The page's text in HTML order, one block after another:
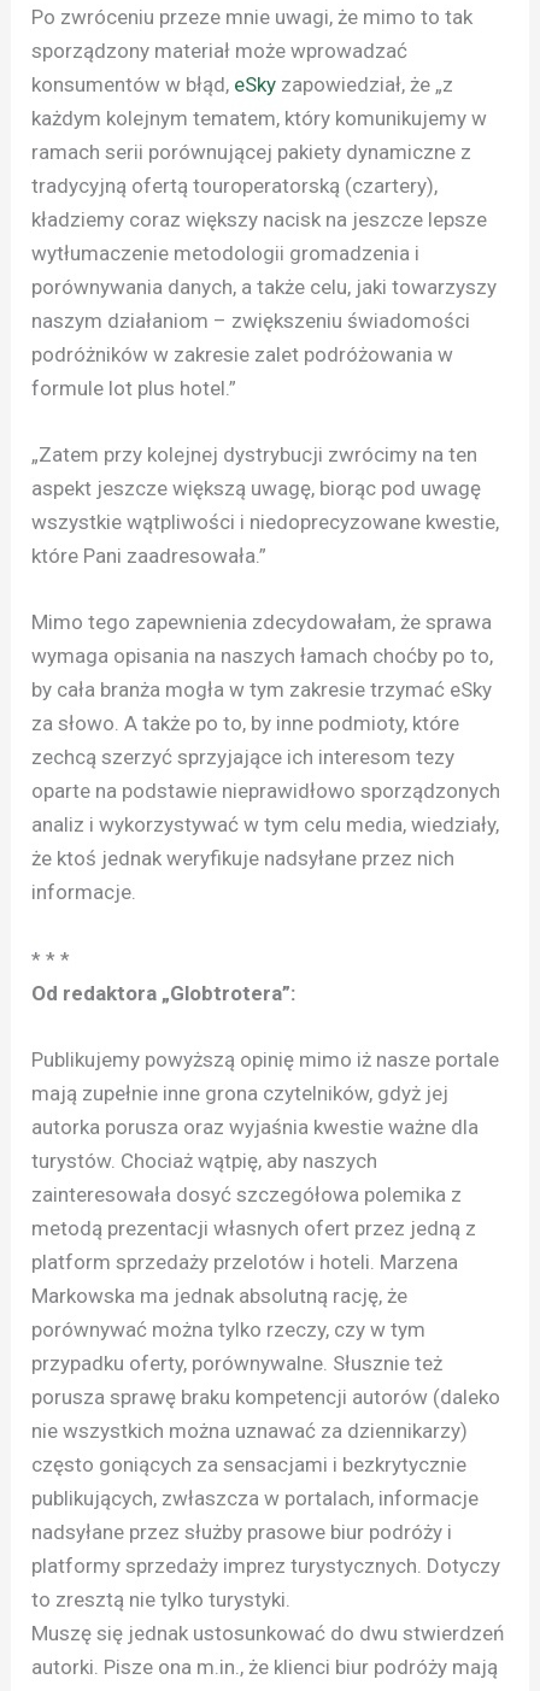
Po zwróceniu przeze mnie uwagi, że mimo to tak
sporządzony materiał może wprowadzać
konsumentów w błąd, eSky zapowiedział, że „z
każdym kolejnym tematem, który komunikujemy w
ramach serii porównującej pakiety dynamiczne z
tradycyjną ofertą touroperatorską (czartery),
kładziemy coraz większy nacisk na jeszcze lepsze
wytłumaczenie metodologii gromadzenia i
porównywania danych, a także celu, jaki towarzyszy
naszym działaniom – zwiększeniu świadomości
podróżników w zakresie zalet podróżowania w
formule lot plus hotel.”
„Zatem przy kolejnej dystrybucji zwrócimy na ten
aspekt jeszcze większą uwagę, biorąc pod uwagę
wszystkie wątpliwości i niedoprecyzowane kwestie,
które Pani zaadresowała.”
Mimo tego zapewnienia zdecydowałam, że sprawa
wymaga opisania na naszych łamach choćby po to,
by cała branża mogła w tym zakresie trzymać eSky
za słowo. A także po to, by inne podmioty, które
zechcą szerzyć sprzyjające ich interesom tezy
oparte na podstawie nieprawidłowo sporządzonych
analiz i wykorzystywać w tym celu media, wiedziały,
że ktoś jednak weryfikuje nadsyłane przez nich
informacje.
* * *
Od redaktora „Globtrotera”:
Publikujemy powyższą opinię mimo iż nasze portale
mają zupełnie inne grona czytelników, gdyż jej
autorka porusza oraz wyjaśnia kwestie ważne dla
turystów. Chociaż wątpię, aby naszych
zainteresowała dosyć szczegółowa polemika z
metodą prezentacji własnych ofert przez jedną z
platform sprzedaży przelotów i hoteli. Marzena
Markowska ma jednak absolutną rację, że
porównywać można tylko rzeczy, czy w tym
przypadku oferty, porównywalne. Słusznie też
porusza sprawę braku kompetencji autorów (daleko
nie wszystkich można uznawać za dziennikarzy)
często goniących za sensacjami i bezkrytycznie
publikujących, zwłaszcza w portalach, informacje
nadsyłane przez służby prasowe biur podróży i
platformy sprzedaży imprez turystycznych. Dotyczy
to zresztą nie tylko turystyki.
Muszę się jednak ustosunkować do dwu stwierdzeń
autorki. Pisze ona m.in., że klienci biur podróży mają